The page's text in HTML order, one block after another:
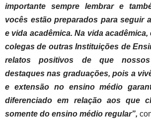
importante sempre lembrar e
vocês estão preparados para seguir
e vida acadêmica. Na vida
colegas de outras Instituições de
relatos positivos de que
destaques nas graduações, pois a
e extensão no ensino médio
diferenciado em relação aos que
somente do ensino médio regular”,